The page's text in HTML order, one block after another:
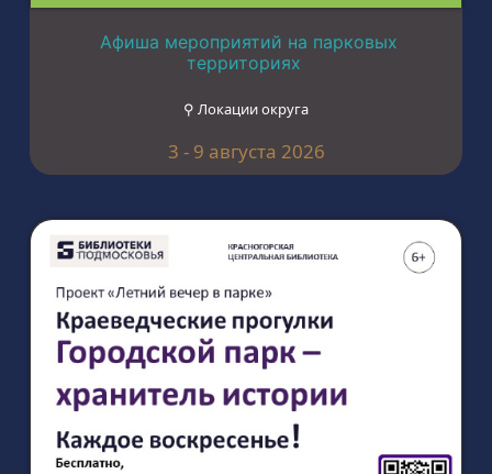
Афиша мероприятий на парковых
территориях
⚲ Локации округа
3 - 9 августа 2026